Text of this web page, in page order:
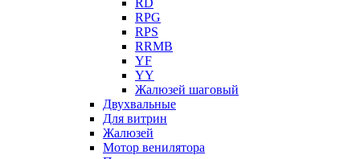
RD
RPG
RPS
RRMB
YF
YY
Жалюзей шаговый
Двухвальные
Для витрин
Жалюзей
Мотор венилятора